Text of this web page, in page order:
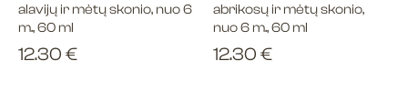
alavijų ir mėtų skonio, nuo 6
m., 60 ml
12.30 €
abrikosų ir mėtų skonio,
nuo 6 m., 60 ml
12.30 €